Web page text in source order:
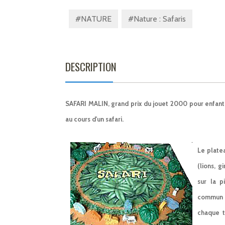
#NATURE #Nature : Safaris
DESCRIPTION
SAFARI MALIN, grand prix du jouet 2000 pour
au cours d'un safari.
Le
(lions,
sur la
chaque